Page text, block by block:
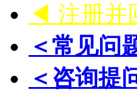
◀ 注册并
＜常见问
＜咨询提